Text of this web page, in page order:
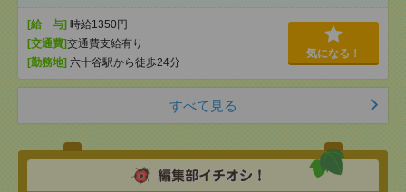
[給 与] 時給1350円
[交通費]交通費支給有り
[勤務地] 六十谷駅から徒歩24分
気になる！
すべて見る